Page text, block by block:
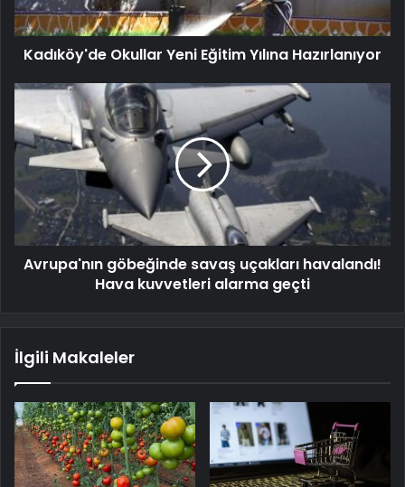
Kadıköy'de Okullar Yeni Eğitim Yılına Hazırlanıyor
Avrupa'nın göbeğinde savaş uçakları havalandı!
Hava kuvvetleri alarma geçti
İlgili Makaleler